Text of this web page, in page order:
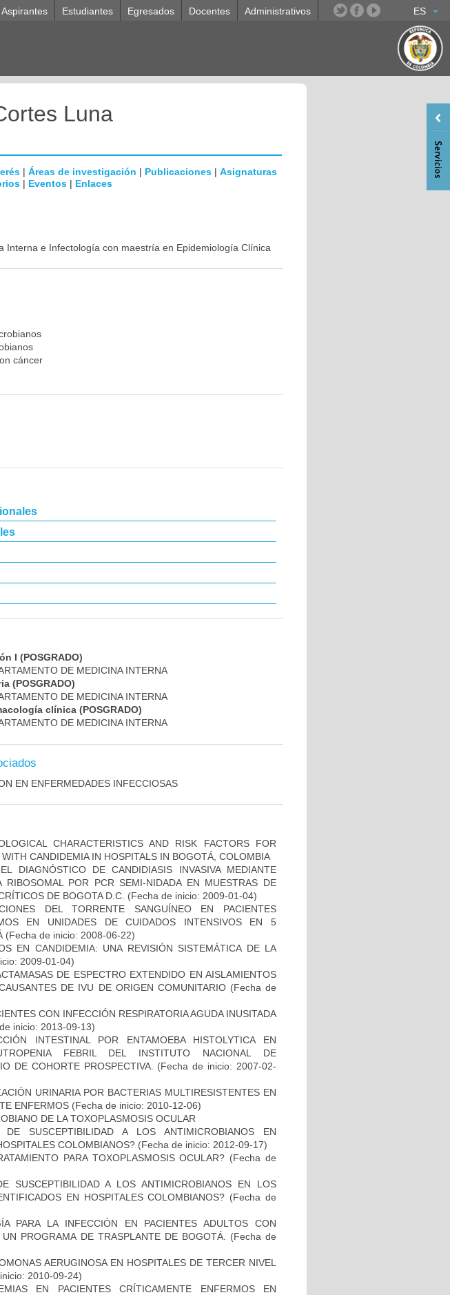
ES
Aspirantes Estudiantes Egresados Docentes Administrativos
Luna
| Áreas de investigación | Publicaciones | Asignaturas
| Eventos | Enlaces
Interna e Infectología con maestría en Epidemiología Clínica
cáncer
I (POSGRADO)
DE MEDICINA INTERNA
(POSGRADO)
DE MEDICINA INTERNA
clínica (POSGRADO)
DE MEDICINA INTERNA
EN ENFERMEDADES INFECCIOSAS
CHARACTERISTICS AND RISK FACTORS FOR
CANDIDEMIA IN HOSPITALS IN BOGOTÁ, COLOMBIA
DIAGNÓSTICO DE CANDIDIASIS INVASIVA MEDIANTE
RIBOSOMAL POR PCR SEMI-NIDADA EN MUESTRAS DE
DE BOGOTA D.C. (Fecha de inicio: 2009-01-04)
DEL TORRENTE SANGUÍNEO EN PACIENTES
EN UNIDADES DE CUIDADOS INTENSIVOS EN 5
(Fecha de inicio: 2008-06-22)
EN CANDIDEMIA: UNA REVISIÓN SISTEMÁTICA DE LA
2009-01-04)
DE ESPECTRO EXTENDIDO EN AISLAMIENTOS
DE IVU DE ORIGEN COMUNITARIO(Fecha de
CON INFECCIÓN RESPIRATORIA AGUDA INUSITADA
inicio: 2013-09-13)
INTESTINAL POR ENTAMOEBA HISTOLYTICA EN
FEBRIL DEL INSTITUTO NACIONAL DE
DE COHORTE PROSPECTIVA.
(Fecha de inicio: 2007-02-
URINARIA POR BACTERIAS MULTIRESISTENTES EN
ENFERMOS (Fecha de inicio: 2010-12-06)
DE LA TOXOPLASMOSIS OCULAR
SUSCEPTIBILIDAD A LOS ANTIMICROBIANOS EN
COLOMBIANOS? (Fecha de inicio: 2012-09-17)
PARA TOXOPLASMOSIS OCULAR? (Fecha de
SUSCEPTIBILIDAD A LOS ANTIMICROBIANOS EN LOS
EN HOSPITALES COLOMBIANOS? (Fecha de
PARA LA INFECCIÓN EN PACIENTES ADULTOS CON
PROGRAMA DE TRASPLANTE DE BOGOTÁ.
(Fecha de
AERUGINOSA EN HOSPITALES DE TERCER NIVEL
2010-09-24)
EN PACIENTES CRÍTICAMENTE ENFERMOS EN